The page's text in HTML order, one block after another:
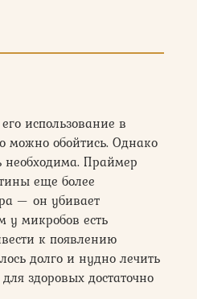
использование в
можно обойтись. Однако
необходима. Праймер
еще более
— он убивает
микробов есть
к появлению
долго и нудно лечить
здоровых достаточно